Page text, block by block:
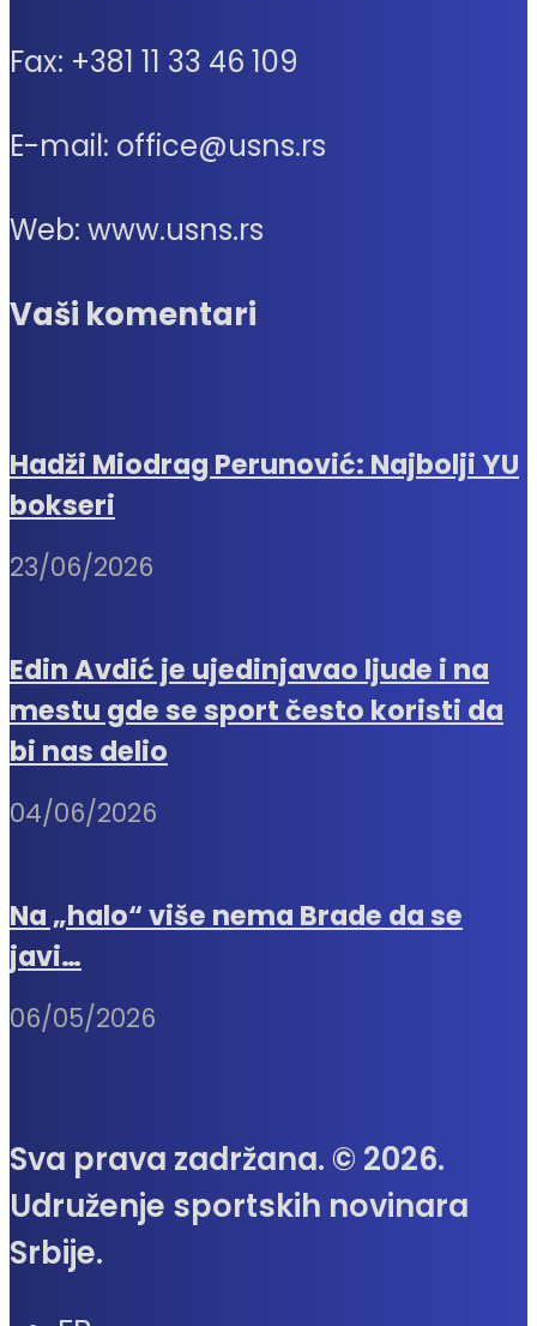
Fax: +381 11 33 46 109
E-mail: office@usns.rs
Web: www.usns.rs
Vaši komentari
Hadži Miodrag Perunović: Najbolji YU
bokseri
23/06/2026
Edin Avdić je ujedinjavao ljude i na
mestu gde se sport često koristi da
bi nas delio
04/06/2026
Na „halo“ više nema Brade da se
javi…
06/05/2026
Sva prava zadržana. © 2026.
Udruženje sportskih novinara
Srbije.